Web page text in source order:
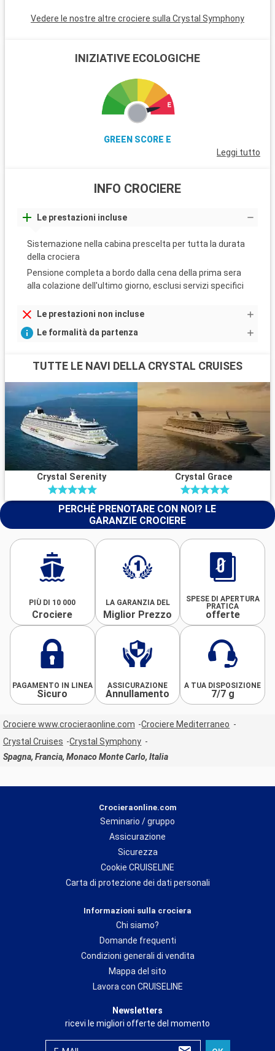
Vedere le nostre altre crociere sulla Crystal Symphony
INIZIATIVE ECOLOGICHE
GREEN SCORE E
Leggi tutto
INFO CROCIERE
Le prestazioni incluse
Sistemazione nella cabina prescelta per tutta la durata
della crociera
Pensione completa a bordo dalla cena della prima sera
alla colazione dell'ultimo giorno, esclusi servizi specifici
Le prestazioni non incluse
Le formalità da partenza
TUTTE LE NAVI DELLA CRYSTAL CRUISES
Crystal Serenity Crystal Grace
PERCHÈ PRENOTARE CON NOI? LE
GARANZIE CROCIERE
PIÙ DI 10 000
Crociere
LA GARANZIA DEL
Miglior Prezzo
SPESE DI APERTURA
PRATICA
offerte
PAGAMENTO IN LINEA
Sicuro
ASSICURAZIONE
Annullamento
A TUA DISPOSIZIONE
7/7 g
Crociere www.crocieraonline.com
Crociere Mediterraneo
Crystal Cruises
Crystal Symphony
Spagna, Francia, Monaco Monte Carlo, Italia
Crocieraonline.com
Seminario / gruppo
Assicurazione
Sicurezza
Cookie CRUISELINE
Carta di protezione dei dati personali
Informazioni sulla crociera
Chi siamo?
Domande frequenti
Condizioni generali di vendita
Mappa del sito
Lavora con CRUISELINE
Newsletters
ricevi le migliori offerte del momento